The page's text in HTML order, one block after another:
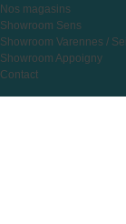
Nos magasins
Showroom Sens
Showroom Varennes /
Showroom Appoigny
Contact